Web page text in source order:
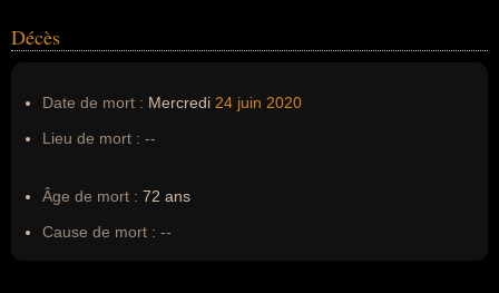
Décès
Date de mort : Mercredi 24 juin 2020
Lieu de mort : --
Âge de mort : 72 ans
Cause de mort : --